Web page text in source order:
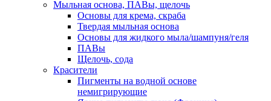
Мыльная основа, ПАВы, щелочь
Основы для крема, скраба
Твердая мыльная основа
Основы для жидкого мыла/шампуня/геля
ПАВы
Щелочь, сода
Красители
Пигменты на водной основе
немигрирующие